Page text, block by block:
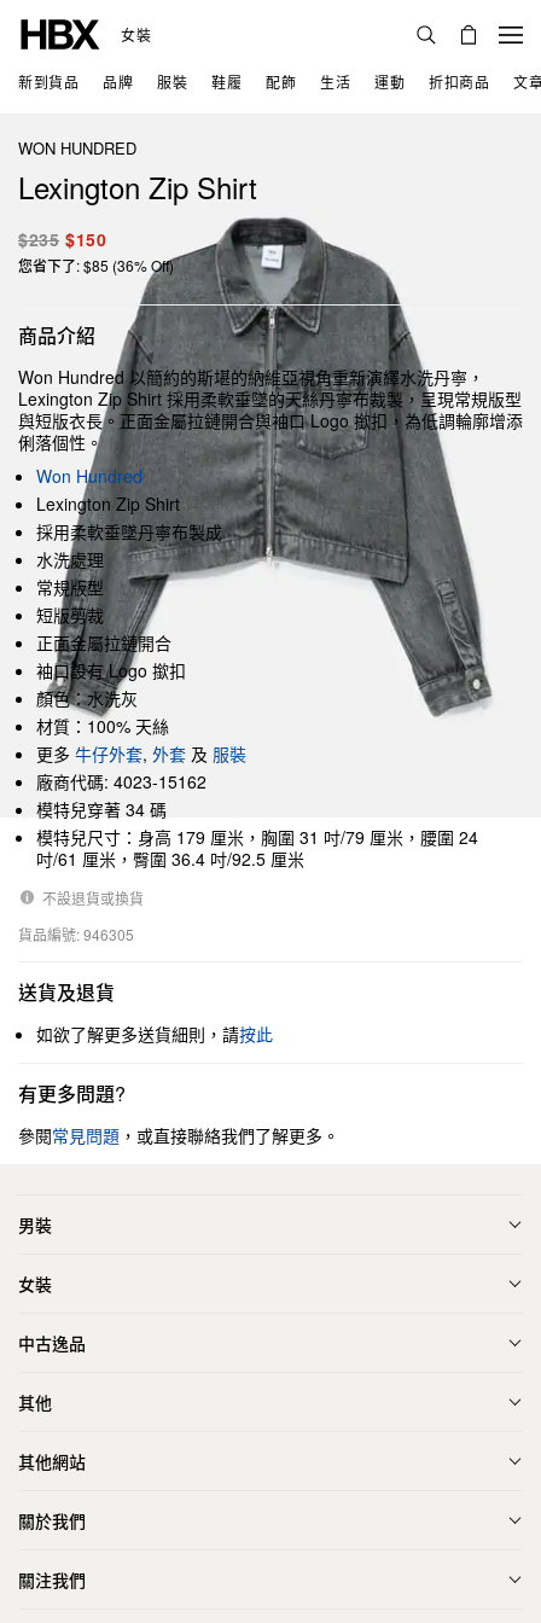
女裝
新到貨品 品牌 服裝 鞋履 配飾 生活 運動 折扣商品 文
WON HUNDRED
Lexington Zip Shirt
$235 $150
您省下了: $85 (36% Off)
商品介紹
Won Hundred 以簡約的斯堪的納維亞視角重新演繹水洗丹寧，
Lexington Zip Shirt 採用柔軟垂墜的天絲丹寧布裁製，呈現常規版型
與短版衣長。正面金屬拉鏈開合與袖口 Logo 撳扣，為低調輪廓增添
俐落個性。
Won Hundred
Lexington Zip Shirt
採用柔軟垂墜丹寧布製成
水洗處理
常規版型
短版剪裁
正面金屬拉鏈開合
袖口設有 Logo 撳扣
顏色：水洗灰
材質：100% 天絲
更多 牛仔外套, 外套 及 服裝
廠商代碼: 4023-15162
模特兒穿著 34 碼
模特兒尺寸：身高 179 厘米，胸圍 31 吋/79 厘米，腰圍 24
吋/61 厘米，臀圍 36.4 吋/92.5 厘米
不設退貨或換貨
貨品編號: 946305
送貨及退貨
如欲了解更多送貨細則，請按此
有更多問題?
參閱常見問題 ，或直接聯絡我們了解更多。
男裝
女裝
中古逸品
其他
其他網站
關於我們
關注我們